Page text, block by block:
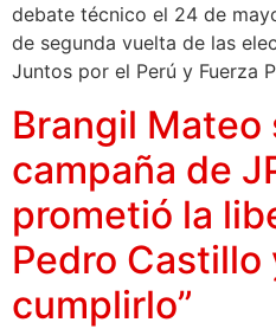
debate técnico el 24 de
de segunda vuelta de las
Juntos por el Perú y Fuerza
Brangil Mateo
campaña de
prometió la
Pedro Castillo
cumplirlo”